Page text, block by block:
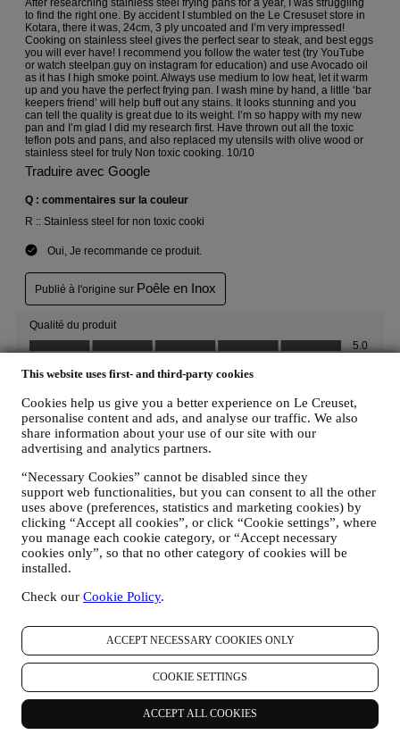
This website uses first- and third-party cookies
Cookies help us give you a better experience on Le Creuset,
personalise content and ads, and analyse our traffic. We also
share information about your use of our site with our
advertising and analytics partners.
“Necessary Cookies” cannot be disabled since they
support web functionalities, but you can consent to all the other
uses above (preferences, statistics and marketing cookies) by
clicking “Accept all cookies”, or click “Cookie settings”, where
you manage each cookie category, or “Accept necessary
cookies only”, so that no other category of cookies will be
installed.
Check our Cookie Policy.
ACCEPT NECESSARY COOKIES ONLY
COOKIE SETTINGS
ACCEPT ALL COOKIES
Nous acceptons les modes de paiement suivants
VOIR TOUTES LES BOUTIQUES SIGNATURE
Besoin d'aide ? Contactez-nous.
Contactez-nous par mail
Pays et Langue
FRANCE